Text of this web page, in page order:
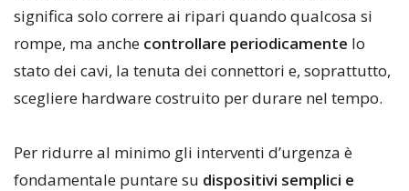
significa solo correre ai ripari quando qualcosa si
rompe, ma anche controllare periodicamente lo
stato dei cavi, la tenuta dei connettori e, soprattutto,
scegliere hardware costruito per durare nel tempo.
Per ridurre al minimo gli interventi d’urgenza è
fondamentale puntare su dispositivi semplici e